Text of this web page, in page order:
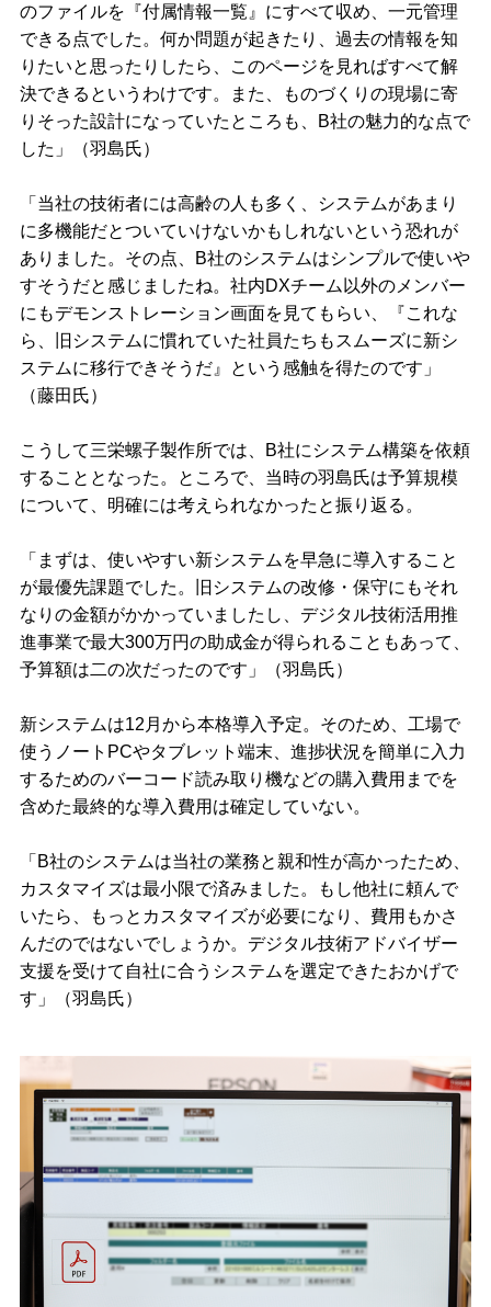
のファイルを『付属情報一覧』にすべて収め、一元管理
できる点でした。何か問題が起きたり、過去の情報を知
りたいと思ったりしたら、このページを見ればすべて解
決できるというわけです。また、ものづくりの現場に寄
りそった設計になっていたところも、B社の魅力的な点で
した」（羽島氏）
「当社の技術者には高齢の人も多く、システムがあまり
に多機能だとついていけないかもしれないという恐れが
ありました。その点、B社のシステムはシンプルで使いや
すそうだと感じましたね。社内DXチーム以外のメンバー
にもデモンストレーション画面を見てもらい、『これな
ら、旧システムに慣れていた社員たちもスムーズに新シ
ステムに移行できそうだ』という感触を得たのです」
（藤田氏）
こうして三栄螺子製作所では、B社にシステム構築を依頼
することとなった。ところで、当時の羽島氏は予算規模
について、明確には考えられなかったと振り返る。
「まずは、使いやすい新システムを早急に導入すること
が最優先課題でした。旧システムの改修・保守にもそれ
なりの金額がかかっていましたし、デジタル技術活用推
進事業で最大300万円の助成金が得られることもあって、
予算額は二の次だったのです」（羽島氏）
新システムは12月から本格導入予定。そのため、工場で
使うノートPCやタブレット端末、進捗状況を簡単に入力
するためのバーコード読み取り機などの購入費用までを
含めた最終的な導入費用は確定していない。
「B社のシステムは当社の業務と親和性が高かったため、
カスタマイズは最小限で済みました。もし他社に頼んで
いたら、もっとカスタマイズが必要になり、費用もかさ
んだのではないでしょうか。デジタル技術アドバイザー
支援を受けて自社に合うシステムを選定できたおかげで
す」（羽島氏）